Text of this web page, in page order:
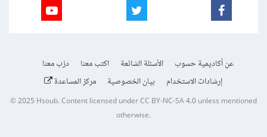
عن أكاديمية حسوب الأسئلة الشائعة اكتب معنا
درّب معنا
إرشادات الاستخدام
بيان الخصوصية مركز المساعدة
© 2025Hsoub.Content licensed underCC BY-NC-SA 4.0unless mentioned
otherwise.